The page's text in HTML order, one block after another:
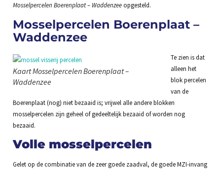
Mosselpercelen Boerenplaat – Waddenzeeopgesteld.
Mosselpercelen Boerenplaat –
Waddenzee
Kaart Mosselpercelen Boerenplaat –
Waddenzee
Te zien is dat
alleen het
blok percelen
van de
Boerenplaat (nog) niet bezaaid is; vrijwel alle andere blokken
mosselpercelen zijn geheel of gedeeltelijk bezaaid of worden nog
bezaaid.
Volle mosselpercelen
Gelet op de combinatie van de zeer goede zaadval, de goede MZI-invang